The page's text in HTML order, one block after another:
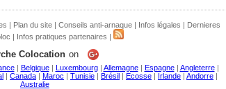
| Plan du site| Conseils anti-arnaque| Infos légales | Dernieres
| Infos pratiques partenaires |
Colocation on
| Belgique| Luxembourg| Allemagne| Espagne| Angleterre|
| Canada | Maroc | Tunisie | Brésil | Ecosse | Irlande | Andorre |
Australie